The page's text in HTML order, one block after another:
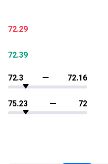
72.29
72.39
72.16
72.3
72
75.23